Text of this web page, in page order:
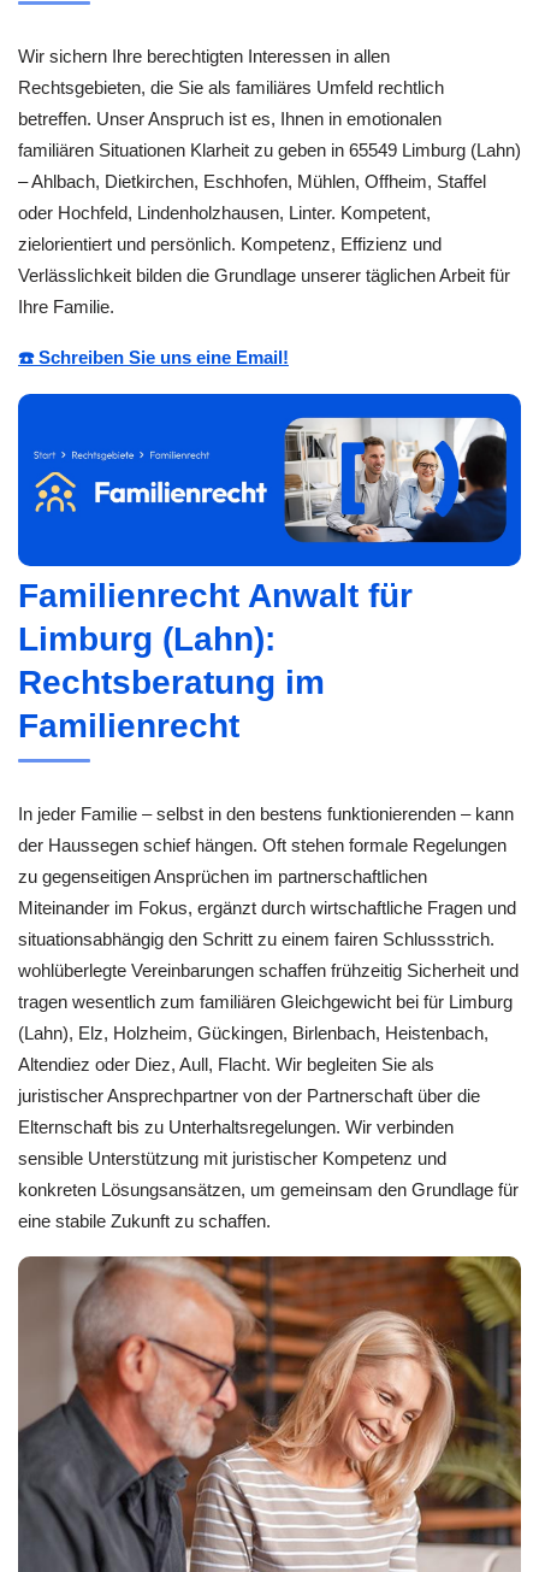
Wir sichern Ihre berechtigten Interessen in allen
Rechtsgebieten, die Sie als familiäres Umfeld rechtlich
betreffen. Unser Anspruch ist es, Ihnen in emotionalen
familiären Situationen Klarheit zu geben in 65549 Limburg (Lahn)
– Ahlbach, Dietkirchen, Eschhofen, Mühlen, Offheim, Staffel
oder Hochfeld, Lindenholzhausen, Linter. Kompetent,
zielorientiert und persönlich. Kompetenz, Effizienz und
Verlässlichkeit bilden die Grundlage unserer täglichen Arbeit für
Ihre Familie.
☎️ Schreiben Sie uns eine Email!
Familienrecht Anwalt für
Limburg (Lahn):
Rechtsberatung im
Familienrecht
In jeder Familie – selbst in den bestens funktionierenden – kann
der Haussegen schief hängen. Oft stehen formale Regelungen
zu gegenseitigen Ansprüchen im partnerschaftlichen
Miteinander im Fokus, ergänzt durch wirtschaftliche Fragen und
situationsabhängig den Schritt zu einem fairen Schlussstrich.
wohlüberlegte Vereinbarungen schaffen frühzeitig Sicherheit und
tragen wesentlich zum familiären Gleichgewicht bei für Limburg
(Lahn), Elz, Holzheim, Gückingen, Birlenbach, Heistenbach,
Altendiez oder Diez, Aull, Flacht. Wir begleiten Sie als
juristischer Ansprechpartner von der Partnerschaft über die
Elternschaft bis zu Unterhaltsregelungen. Wir verbinden
sensible Unterstützung mit juristischer Kompetenz und
konkreten Lösungsansätzen, um gemeinsam den Grundlage für
eine stabile Zukunft zu schaffen.